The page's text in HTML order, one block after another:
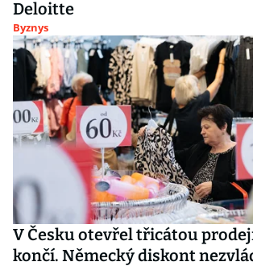
Deloitte
Byznys
V Česku otevřel třicátou
končí. Německý diskont